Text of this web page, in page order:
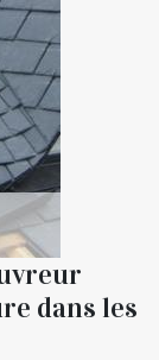
dans les